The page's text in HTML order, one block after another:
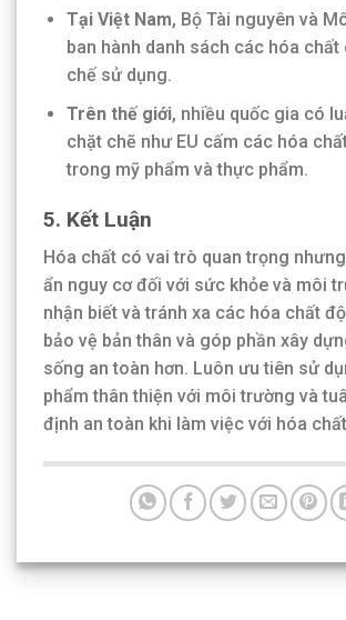
Tại Việt Nam, Bộ Tài nguyên và
ban hành danh sách các hóa chất
chế sử dụng.
Trên thế giới, nhiều quốc gia có
chặt chẽ như EU cấm các hóa
trong mỹ phẩm và thực phẩm.
5. Kết Luận
Hóa chất có vai trò quan trọng
ẩn nguy cơ đối với sức khỏe và môi
nhận biết và tránh xa các hóa chất
bảo vệ bản thân và góp phần xây
sống an toàn hơn. Luôn ưu tiên sử
phẩm thân thiện với môi trường và
định an toàn khi làm việc với hóa